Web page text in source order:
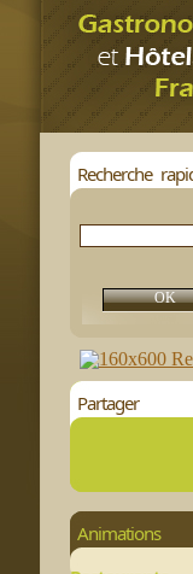
Recherche
Partager
Animations